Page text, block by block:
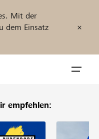
Mit der
dem Einsatz
empfehlen: